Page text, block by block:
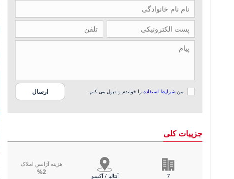
من شرایط استفاده را خواندم و قبول می کنم.
جزییات کلی
هزینه آژانس املاک
%2 آنتالیا / آکسو 7